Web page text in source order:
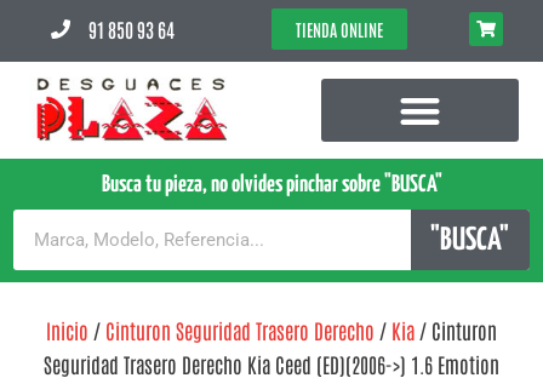
91 850 93 64 TIENDA ONLINE
Busca tu pieza, no olvides pinchar sobre "BUSCA"
"BUSCA"
Inicio / Cinturon Seguridad Trasero Derecho / Kia / Cinturon
Seguridad Trasero Derecho Kia Ceed (ED)(2006->) 1.6 Emotion